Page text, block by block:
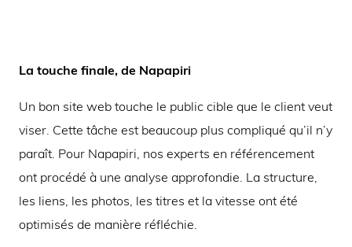
La touche finale, de Napapiri
Un bon site web touche le public cible que le client veut
viser. Cette tâche est beaucoup plus compliqué qu’il n’y
paraît. Pour Napapiri, nos experts en référencement
ont procédé à une analyse approfondie. La structure,
les liens, les photos, les titres et la vitesse ont été
optimisés de manière réfléchie.